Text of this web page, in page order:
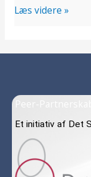
Læs videre »
Peer-
Et initiativ af Det